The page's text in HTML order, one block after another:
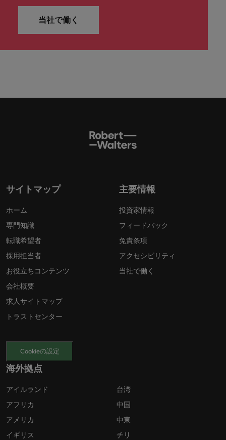
当社で働く
サイトマップ
ホーム
専門知識
転職希望者
採用担当者
お役立ちコンテンツ
会社概要
求人サイトマップ
トラストセンター
主要情報
投資家情報
フィードバック
免責条項
アクセシビリティ
当社で働く
Cookieの設定
海外拠点
アイルランド
アフリカ
アメリカ
イギリス
台湾
中国
中東
チリ